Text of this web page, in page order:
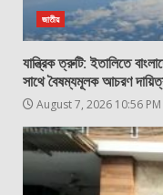
জাতীয়
যান্ত্রিক ত্রুটি: ইতালিতে
সাথে বৈষম্যমূলক আচরণ
August 7, 2026 10:56 PM